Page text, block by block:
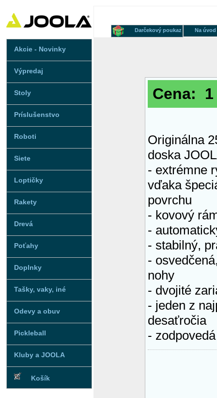
Akcie - Novinky
Výpredaj
Stoly
Príslušenstvo
Roboti
Siete
Loptičky
Rakety
Drevá
Poťahy
Doplnky
Tašky, vaky, iné
Odevy a obuv
Pickleball
Kluby a JOOLA
Košík
Na úvod
Darčekový poukaz
Cena: 1
Originálna
doska
- extrémne
vďaka
povrchu
- kovový
-
- stabilný,
-
nohy
- dvojité
- jeden z
desaťročia
-